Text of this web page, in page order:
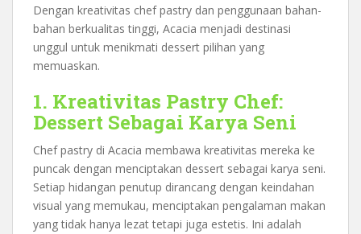
Dengan kreativitas chef pastry dan penggunaan bahan-
bahan berkualitas tinggi, Acacia menjadi destinasi
unggul untuk menikmati dessert pilihan yang
memuaskan.
1. Kreativitas Pastry Chef:
Dessert Sebagai Karya Seni
Chef pastry di Acacia membawa kreativitas mereka ke
puncak dengan menciptakan dessert sebagai karya seni.
Setiap hidangan penutup dirancang dengan keindahan
visual yang memukau, menciptakan pengalaman makan
yang tidak hanya lezat tetapi juga estetis. Ini adalah